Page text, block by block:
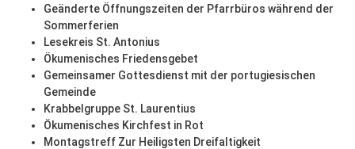
Geänderte Öffnungszeiten der Pfarrbüros während der
Sommerferien
Lesekreis St. Antonius
Ökumenisches Friedensgebet
Gemeinsamer Gottesdienst mit der portugiesischen
Gemeinde
Krabbelgruppe St. Laurentius
Ökumenisches Kirchfest in Rot
Montagstreff Zur Heiligsten Dreifaltigkeit